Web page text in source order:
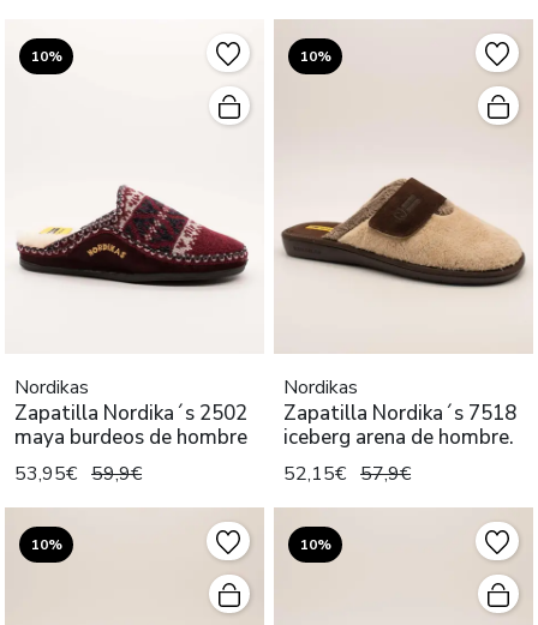
10%
Nordikas
Zapatilla Nordika´s 2502
maya burdeos de hombre
53,95€ 59,9€
10%
Nordikas
Zapatilla Nordika´s 7518
iceberg arena de hombre.
52,15€ 57,9€
10% 10%